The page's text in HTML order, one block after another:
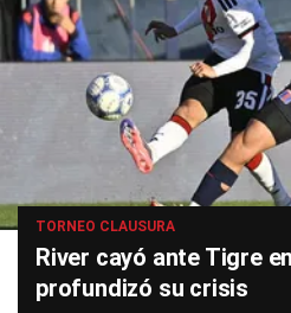
TORNEO CLAUSURA
River cayó ante Tigre
profundizó su crisis